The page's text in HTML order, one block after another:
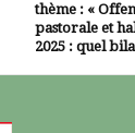
thème : «
pastorale et
2025 : quel